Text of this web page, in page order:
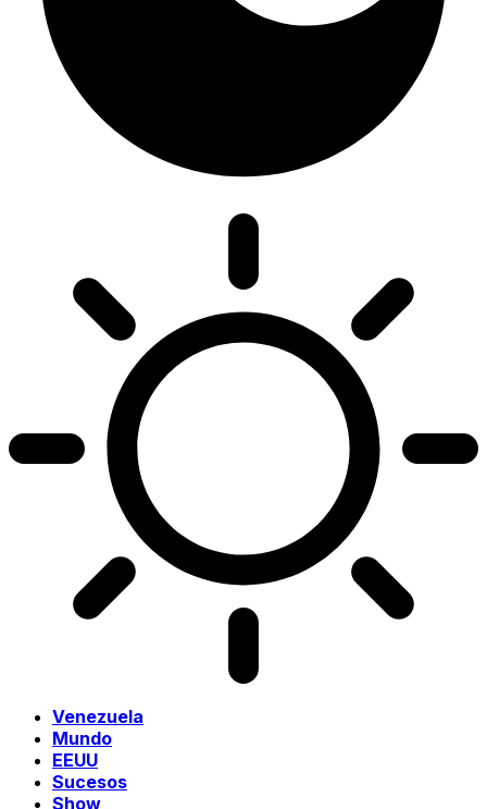
Venezuela
Mundo
EEUU
Sucesos
Show